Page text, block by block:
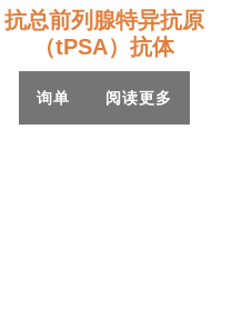
抗总前列腺特异抗原
（tPSA）抗体
询单 阅读更多